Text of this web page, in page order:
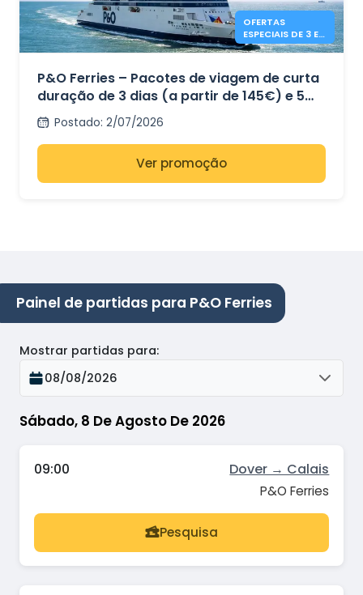
OFERTAS
ESPECIAIS DE 3 E 5
DIAS DA P&O
P&O Ferries – Pacotes de viagem de curta
duração de 3 dias (a partir de 145€) e 5
dias (a partir de 169€) – Dover para Calais
Postado: 2/07/2026
Ver promoção
Painel de partidas para P&O Ferries
Sábado, 8 De Agosto De 2026
Mostrar partidas para:
08/08/2026
09:00 Dover → Calais
P&O Ferries
Pesquisa